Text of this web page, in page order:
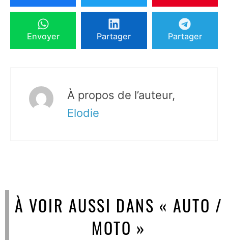
Envoyer Partager Partager
À propos de l’auteur,
Elodie
À VOIR AUSSI DANS « AUTO /
MOTO »